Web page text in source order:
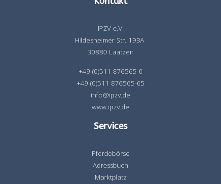
IPZV e.V.
Hildesheimer Str. 193A
30880 Laatzen
+49 (0)511 876565-0
+49 (0)511 876565-65
info@ipzv.de
www.ipzv.de
Services
Pferdebörse
Adressbuch
Marktplatz